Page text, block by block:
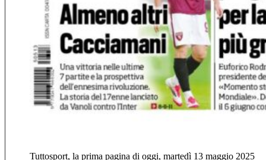
Tuttosport, la prima pagina di oggi, martedì 13 maggio 2025